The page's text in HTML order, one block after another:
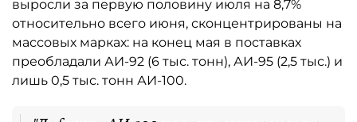
выросли за первую половину июля на 8,7%
относительно всего июня, сконцентрированы на
массовых марках: на конец мая в поставках
преобладали АИ-92 (6 тыс. тонн), АИ-95 (2,5 тыс.) и
лишь 0,5 тыс. тонн АИ-100.